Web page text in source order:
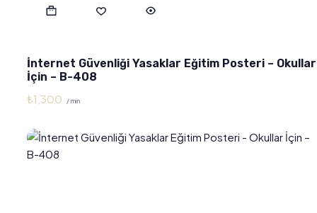
İnternet Güvenliği Yasaklar Eğitim Posteri – Okullar
İçin – B-408
₺1,300 / min